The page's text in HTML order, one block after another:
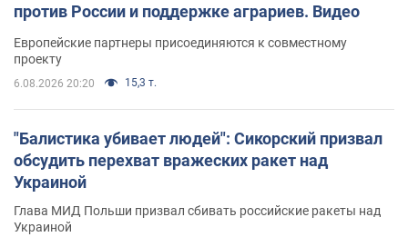
против России и поддержке аграриев. Видео
Европейские партнеры присоединяются к совместному
проекту
6.08.2026 20:20 15,3 т.
"Балистика убивает людей": Сикорский призвал
обсудить перехват вражеских ракет над
Украиной
Глава МИД Польши призвал сбивать российские ракеты над
Украиной